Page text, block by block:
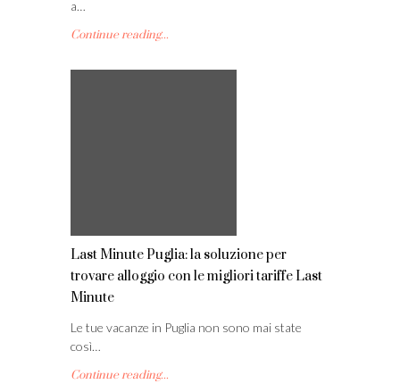
a…
Continue reading...
Last Minute Puglia: la soluzione per
trovare alloggio con le migliori tariffe Last
Minute
Le tue vacanze in Puglia non sono mai state
così…
Continue reading...